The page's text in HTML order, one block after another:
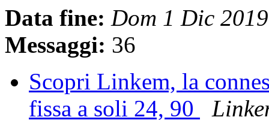
Data fine: Dom 1 Dic
Messaggi: 36
Scopri Linkem, la
fissa a soli 24, 90